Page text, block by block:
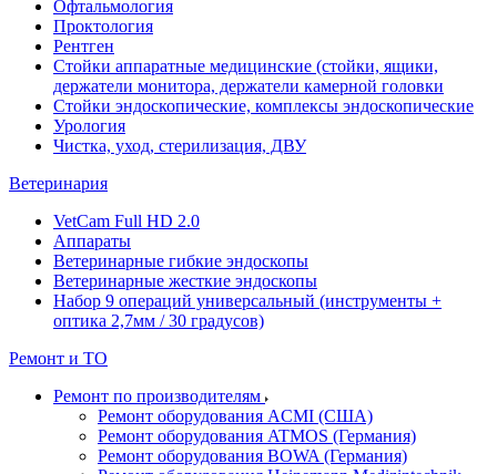
Офтальмология
Проктология
Рентген
Стойки аппаратные медицинские (стойки, ящики,
держатели монитора, держатели камерной головки
Стойки эндоскопические, комплексы эндоскопические
Урология
Чистка, уход, стерилизация, ДВУ
Ветеринария
VetCam Full HD 2.0
Аппараты
Ветеринарные гибкие эндоскопы
Ветеринарные жесткие эндоскопы
Набор 9 операций универсальный (инструменты +
оптика 2,7мм / 30 градусов)
Ремонт и ТО
Ремонт по производителям
Ремонт оборудования ACMI (США)
Ремонт оборудования ATMOS (Германия)
Ремонт оборудования BOWA (Германия)